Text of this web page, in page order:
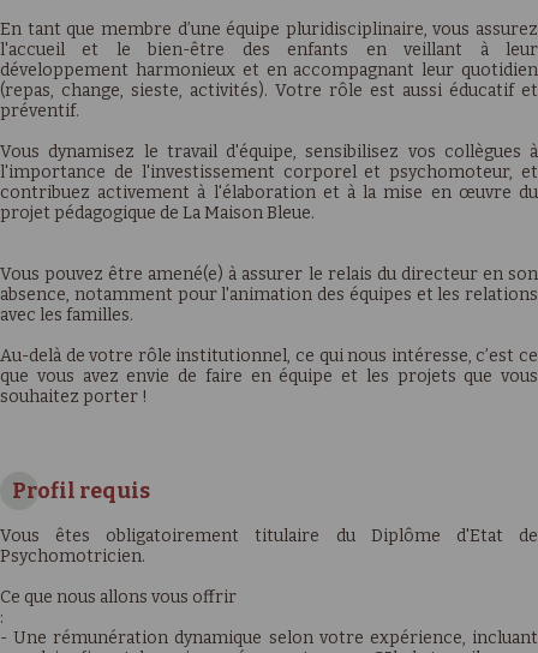
En tant que membre d’une équipe pluridisciplinaire, vous assurez
l'accueil et le bien-être des enfants en veillant à leur
développement harmonieux et en accompagnant leur quotidien
(repas, change, sieste, activités). Votre rôle est aussi éducatif et
préventif.
Vous dynamisez le travail d'équipe, sensibilisez vos collègues à
l'importance de l'investissement corporel et psychomoteur, et
contribuez activement à l'élaboration et à la mise en œuvre du
projet pédagogique de La Maison Bleue.
Vous pouvez être amené(e) à assurer le relais du directeur en son
absence, notamment pour l'animation des équipes et les relations
avec les familles.
Au-delà de votre rôle institutionnel, ce qui nous intéresse, c’est ce
que vous avez envie de faire en équipe et les projets que vous
souhaitez porter !
Profil requis
Vous êtes obligatoirement titulaire du Diplôme d'Etat de
Psychomotricien.
Ce que nous allons vous offrir
:
- Une rémunération dynamique selon votre expérience, incluant